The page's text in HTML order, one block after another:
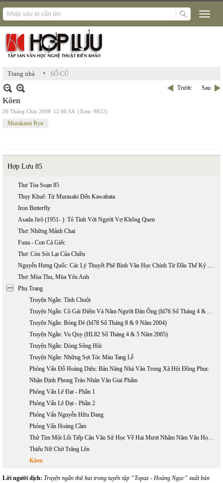
Trang nhà › SỐ CŨ
Trước Sau
Kôen
26 Tháng Chín 2008 12:00 SA (Xem: 9822)
Murakami Ryu
Hợp Lưu 85
Thư Tòa Soạn 85
Thụy Khuê: Từ Murasaki Đến Kawabata
Iron Butterfly
Asada Jirô (1951- ): Tỏ Tình Với Người Vợ Không Quen
Thơ: Những Mảnh Chai
Funa - Con Cá Giếc
Thơ: Còn Sót Lại Của Chiều
Nguyễn Hưng Quốc: Các Lý Thuyết Phê Bình Văn Học Chính Từ Đầu Thế Kỷ 20 Đến Nay (phần 1)
Thơ: Mùa Thu, Mùa Yêu Anh
Phụ Trang
Truyện Ngắn: Tình Chuột
Truyện Ngắn: Cô Gái Điếm Và Năm Người Đàn Ông (hl76 Số Tháng 4 & 5 Năm 2004)
Truyện Ngắn: Bóng Đè (hl78 Số Tháng 8 & 9 Năm 2004)
Truyện Ngắn: Vu Quy (HL82 Số Tháng 4 & 5 Năm 2005)
Truyện Ngắn: Dòng Sông Hủi
Truyện Ngắn: Những Sợi Tóc Màu Tang Lễ
Phỏng Vấn Đỗ Hoàng Diệu: Bản Năng Nhà Văn Trong Xã Hội Đồng Phục
Nhận Định Phong Trào Nhân Văn Giai Phẩm
Phỏng Vấn Lê Đạt - Phần 1
Phỏng Vấn Lê Đạt - Phần 2
Phỏng Vấn Nguyễn Hữu Đang
Phỏng Vấn Hoàng Cầm
Thử Tìm Một Lối Tiếp Cận Văn Sử Học Về Hai Mươi Nhăm Năm Văn Học Việt Nam Hải Ngoại 1975 - 2000
Thiếu Nữ Chờ Trăng Lên
Kôen
Lời người dịch: Truyện ngắn thứ hai trong tuyển tập “Topaz - Hoàng Ngọc” xuất bản